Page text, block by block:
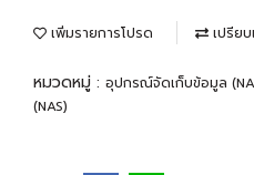
เพิ่มรายการโปรด เปรีย
หมวดหมู่ : อุปกรณ์จัดเก็บข้อมูล
(NAS)